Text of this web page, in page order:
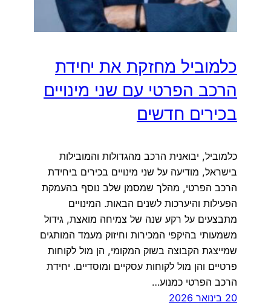
כלמוביל מחזקת את יחידת
הרכב הפרטי עם שני מינויים
בכירים חדשים
כלמוביל, יבואנית הרכב מהגדולות והמובילות
בישראל, מודיעה על שני מינויים בכירים ביחידת
הרכב הפרטי, מהלך שמסמן שלב נוסף בהעמקת
הפעילות והיערכות לשנים הבאות. המינויים
מתבצעים על רקע שנה של צמיחה מואצת, גידול
משמעותי בהיקפי המכירות וחיזוק מעמד המותגים
שמייצגת הקבוצה בשוק המקומי, הן מול לקוחות
פרטיים והן מול לקוחות עסקיים ומוסדיים. יחידת
הרכב הפרטי כמנוע…
20 בינואר 2026